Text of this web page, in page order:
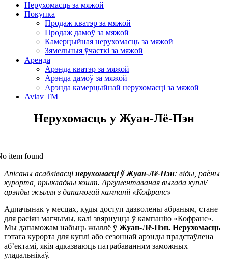
Нерухомасць за мяжой
Покупка
Продаж кватэр за мяжой
Продаж дамоў за мяжой
Камерцыйная нерухомасць за мяжой
Зямельныя ўчасткі за мяжой
Аренда
Арэнда кватэр за мяжой
Арэнда дамоў за мяжой
Арэнда камерцыйнай нерухомасці за мяжой
Aviav TM
Нерухомасць у Жуан-Лё-Пэн
item found
Апісаны асаблівасці нерухомасці ў Жуан-Лё-Пэн: віды, раёны
курорта, прыкладны кошт. Аргументаваная выгада куплі/
арэнды жылля з дапамогай кампаніі «Кофранс»
Адпачынак у месцах, куды доступ дазволены абраным, стане
для расіян магчымы, калі звярнуцца ў кампанію «Кофранс».
Мы дапаможам набыць жыллё ў Жуан-Лё-Пэн. Нерухомасць
гэтага курорта для куплі або сезоннай арэнды прадстаўлена
аб’ектамі, якія адказваюць патрабаванням заможных
уладальнікаў.